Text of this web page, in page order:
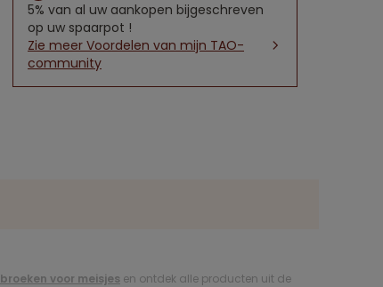
5% van al uw aankopen bijgeschreven
op uw spaarpot !
Zie meer Voordelen van mijn TAO-
community
broeken voor meisjes en ontdek alle producten uit de